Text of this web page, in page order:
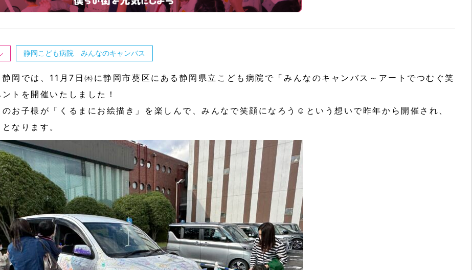
静岡こども病院 みんなのキャンバス
岡では、11月7日㈭に静岡市葵区にある静岡県立こども病院で「みんなのキャンバス～アートでつむぐ笑
トを開催いたしました！
お子様が「くるまにお絵描き」を楽しんで、みんなで笑顔になろう☺という想いで昨年から開催され、
なります。